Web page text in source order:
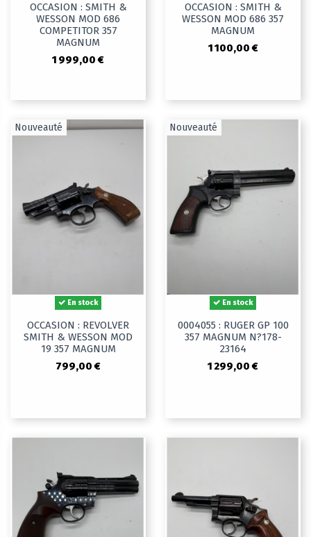
OCCASION : SMITH &
WESSON MOD 686
COMPETITOR 357
MAGNUM
1 999,00 €
OCCASION : SMITH &
WESSON MOD 686 357
MAGNUM
1 100,00 €
Nouveauté
En stock
OCCASION : REVOLVER
SMITH & WESSON MOD
19 357 MAGNUM
799,00 €
Nouveauté
En stock
0004055 : RUGER GP 100
357 MAGNUM N?178-
23164
1 299,00 €